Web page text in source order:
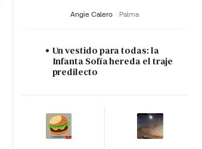
Angie Calero Palma
Un vestido para todas: la
Infanta Sofía hereda el traje
predilecto